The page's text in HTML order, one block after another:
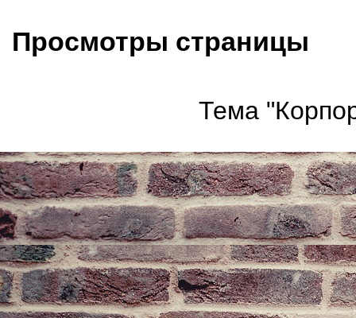
Просмотры страницы
Тема